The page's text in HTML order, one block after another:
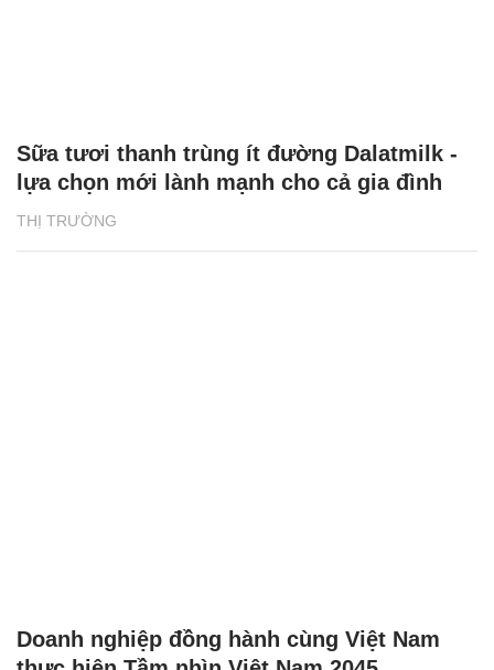
THỊ TRƯỜNG
Sữa tươi thanh trùng ít đường Dalatmilk -
lựa chọn mới lành mạnh cho cả gia đình
Doanh nghiệp đồng hành cùng Việt Nam